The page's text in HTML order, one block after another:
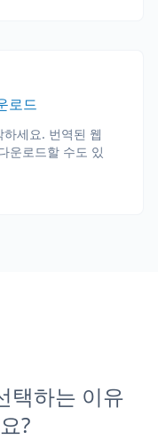
로드
세요. 번역된 웹
운로드할 수도 있
택하는 이유
?